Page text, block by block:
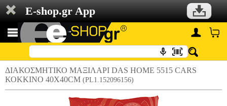
E-shop.gr App
ΔΙΑΚΟΣΜΗΤΙΚΟ ΜΑΞΙΛΑΡΙ DAS HOME 5515 CARS
ΚΟΚΚΙΝΟ 40X40CM (PL1.152096156)